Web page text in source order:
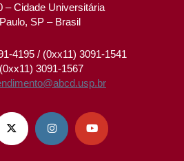
– Cidade Universitária
SP – Brasil
4195 / (0xx11) 3091-1541
3091-1567
  